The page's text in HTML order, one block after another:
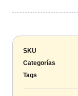
SKU
Categorías
Tags